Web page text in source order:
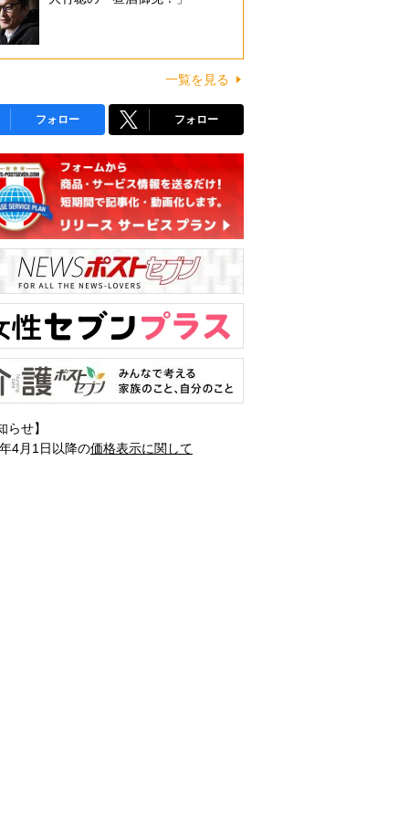
一覧を見る
フォロー フォロー
らせ】
4月1日以降の価格表示に関して